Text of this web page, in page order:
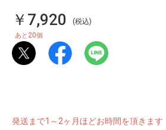
￥7,920 (税込)
あと 20個
発送まで1～2ヶ月ほどお時間を頂きます